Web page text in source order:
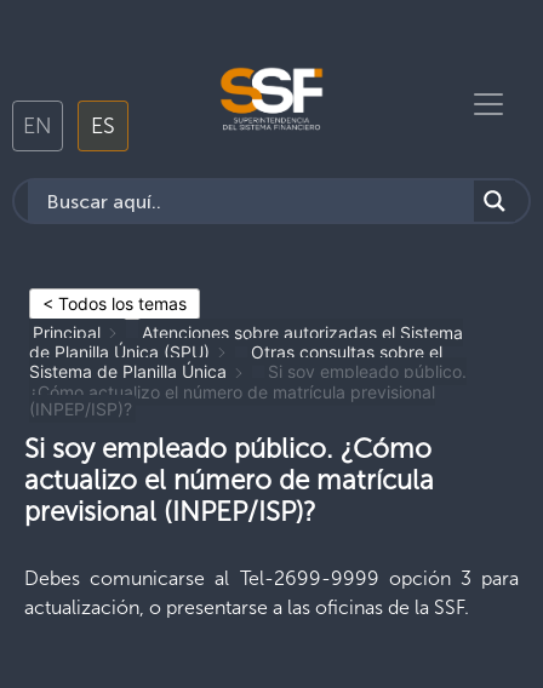
EN ES
< Todos los temas
Principal
Atenciones sobre autorizadas el Sistema
de Planilla Única (SPU)
Otras consultas sobre el
Sistema de Planilla Única
Si soy empleado público.
¿Cómo actualizo el número de matrícula previsional
(INPEP/ISP)?
Si soy empleado público. ¿Cómo
actualizo el número de matrícula
previsional (INPEP/ISP)?
Debes comunicarse al Tel-2699-9999 opción 3 para
actualización, o presentarse a las oficinas de la SSF.